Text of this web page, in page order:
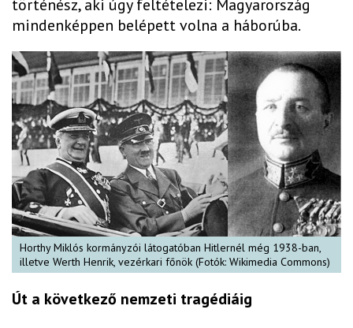
történész, aki úgy feltételezi: Magyarország
mindenképpen belépett volna a háborúba.
Horthy Miklós kormányzói látogatóban Hitlernél még 1938-ban,
illetve Werth Henrik, vezérkari főnök (Fotók: Wikimedia Commons)
Út a következő nemzeti tragédiáig